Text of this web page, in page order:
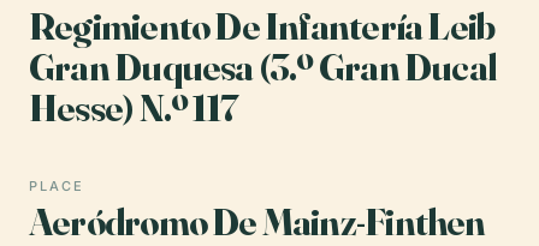
Regimiento De Infantería Leib
Gran Duquesa (3.º Gran Ducal
Hesse) N.º 117
PLACE
Aeródromo De Mainz-Finthen